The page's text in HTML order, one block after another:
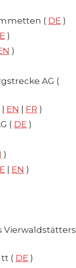
( DE)
)
)
AG (
| EN FR )
( DE)
)
| EN )
( DE)